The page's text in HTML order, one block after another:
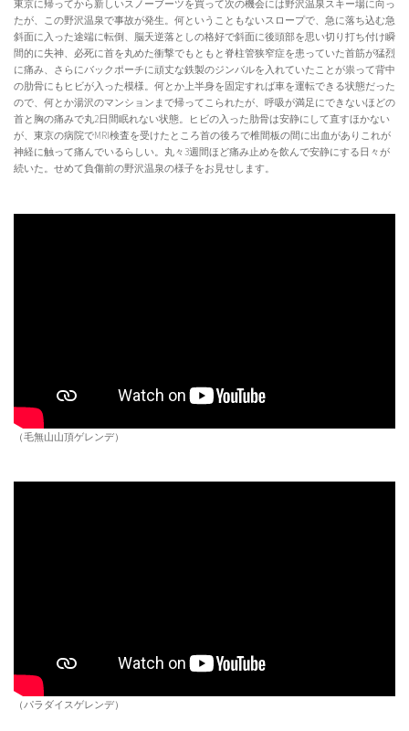
東京に帰ってから新しいスノーブーツを買って次の機会には野沢温泉スキー場に向っ
たが、この野沢温泉で事故が発生。何ということもないスロープで、急に落ち込む急
斜面に入った途端に転倒、脳天逆落としの格好で斜面に後頭部を思い切り打ち付け瞬
間的に失神、必死に首を丸めた衝撃でもともと脊柱管狭窄症を患っていた首筋が猛烈
に痛み、さらにバックポーチに頑丈な鉄製のジンバルを入れていたことが祟って背中
の肋骨にもヒビが入った模様。何とか上半身を固定すれば車を運転できる状態だった
ので、何とか湯沢のマンションまで帰ってこられたが、呼吸が満足にできないほどの
首と胸の痛みで丸2日間眠れない状態。ヒビの入った肋骨は安静にして直すほかない
が、東京の病院でMRI検査を受けたところ首の後ろで椎間板の間に出血がありこれが
神経に触って痛んでいるらしい。丸々3週間ほど痛み止めを飲んで安静にする日々が
続いた。せめて負傷前の野沢温泉の様子をお見せします。
（毛無山山頂ゲレンデ）
（パラダイスゲレンデ）